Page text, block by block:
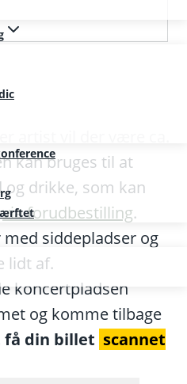
artist vil der være ca.
kan bruges til at
drikke, som kan
via forudbestilling.
siddepladser og
lidt af.
koncertpladsen
og komme tilbage
få din billet scannet